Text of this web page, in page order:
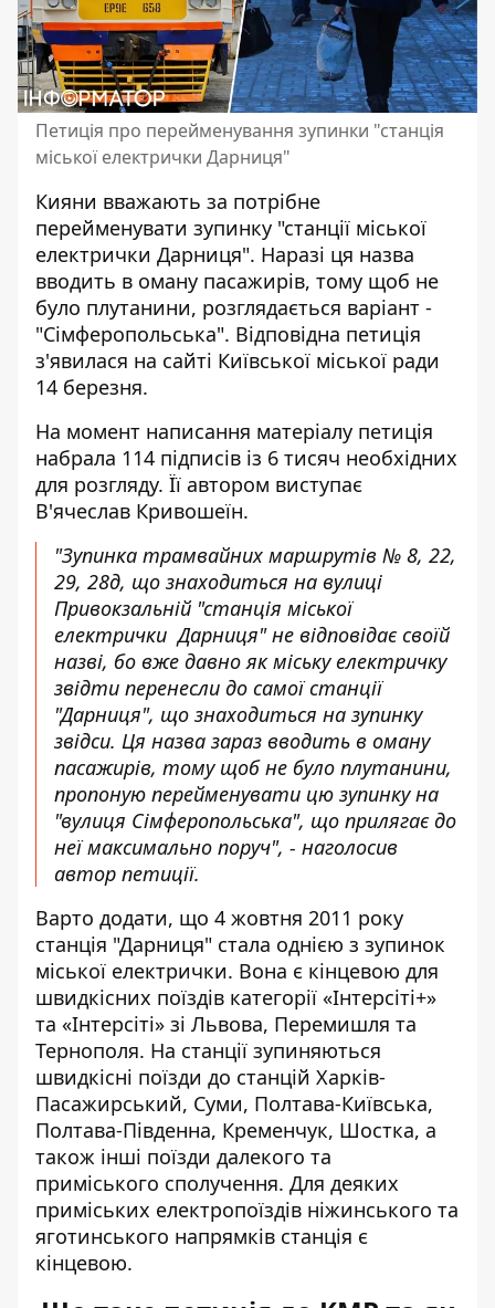
Петиція про перейменування зупинки "станція
міської електрички Дарниця"
Кияни вважають за потрібне
перейменувати зупинку "станції міської
електрички Дарниця". Наразі ця назва
вводить в оману пасажирів, тому щоб не
було плутанини, розглядається варіант -
"Сімферопольська". Відповідна петиція
з'явилася на сайті Київської міської ради
14 березня.
На момент написання матеріалу петиція
набрала 114 підписів із 6 тисяч необхідних
для розгляду. Її автором виступає
В'ячеслав Кривошеїн.
"Зупинка трамвайних маршрутів № 8, 22,
29, 28д, що знаходиться на вулиці
Привокзальній "станція міської
електрички Дарниця" не відповідає своїй
назві, бо вже давно як міську електричку
звідти перенесли до самої станції
"Дарниця", що знаходиться на зупинку
звідси. Ця назва зараз вводить в оману
пасажирів, тому щоб не було плутанини,
пропоную перейменувати цю зупинку на
"вулиця Сімферопольська", що прилягає до
неї максимально поруч", - наголосив
автор петиції.
Варто додати, що 4 жовтня 2011 року
станція "Дарниця" стала однією з зупинок
міської електрички. Вона є кінцевою для
швидкісних поїздів категорії «Інтерсіті+»
та «Інтерсіті» зі Львова, Перемишля та
Тернополя. На станції зупиняються
швидкісні поїзди до станцій Харків-
Пасажирський, Суми, Полтава-Київська,
Полтава-Південна, Кременчук, Шостка, а
також інші поїзди далекого та
приміського сполучення. Для деяких
приміських електропоїздів ніжинського та
яготинського напрямків станція є
кінцевою.